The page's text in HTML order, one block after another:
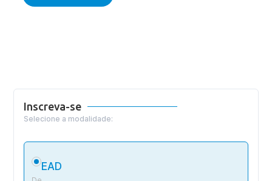
Inscreva-se
Selecione a modalidade:
EAD